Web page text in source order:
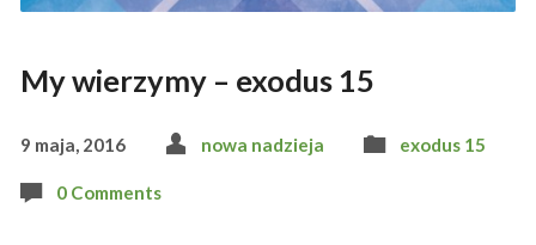
My wierzymy – exodus 15
9 maja, 2016 nowa nadzieja exodus 15
0 Comments